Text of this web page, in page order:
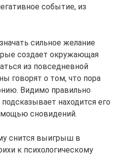
событие, из
сильное желание
создает окружающая
из повседневной
говорят о том, что пора
Видимо правильно
находится его
сновидений.
снится выигрыш в
к психологическому